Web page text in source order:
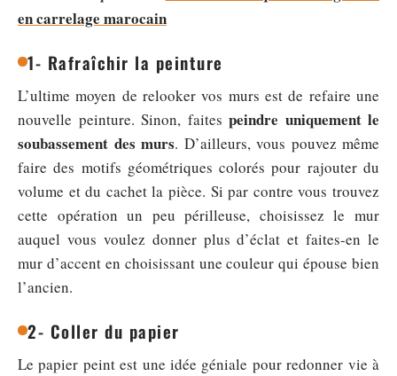
en carrelage marocain
1- Rafraîchir la peinture
L’ultime moyen de relooker vos murs est de refaire une
nouvelle peinture. Sinon, faites peindre uniquement le
soubassement des murs. D’ailleurs, vous pouvez même
faire des motifs géométriques colorés pour rajouter du
volume et du cachet la pièce. Si par contre vous trouvez
cette opération un peu périlleuse, choisissez le mur
auquel vous voulez donner plus d’éclat et faites-en le
mur d’accent en choisissant une couleur qui épouse bien
l’ancien.
2- Coller du papier
Le papier peint est une idée géniale pour redonner vie à